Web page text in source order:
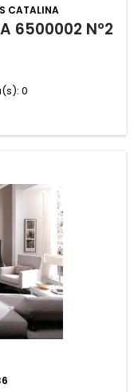
CATALINA
6500002 Nº2
0